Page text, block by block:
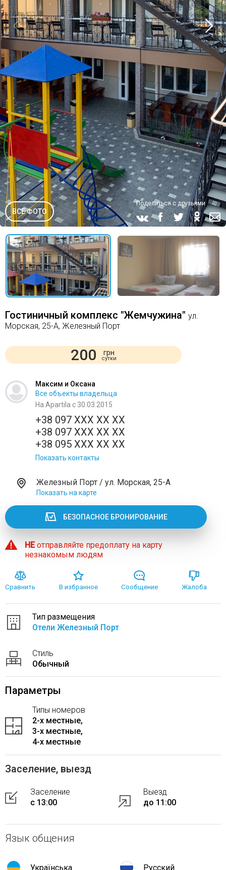
ВСЕ ФОТО
Поделиться с друзьями
Гостиничный комплекс "Жемчужина" ул.
Морская, 25-А, Железный Порт
200 грн
сутки
Максим и Оксана
Все объекты владельца
На Apartila с 30.03.2015
+38 097 XXX XX XX
+38 097 XXX XX XX
+38 095 XXX XX XX
Показать контакты
Железный Порт / ул. Морская, 25-А
Показать на карте
БЕЗОПАСНОЕ БРОНИРОВАНИЕ
НЕотправляйте предоплату на карту
незнакомым людям
Сравнить В избранное Сообщение Жалоба
Тип размещения
Отели Железный Порт
Стиль
Обычный
Параметры
Типы номеров
2-x местные,
3-x местные,
4-x местные
Заселение, выезд
Заселение
с 13:00
Выезд
до 11:00
Язык общения
Українська Русский